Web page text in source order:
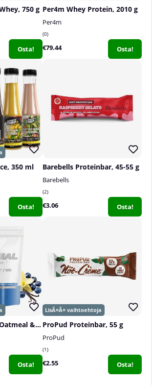
750 g
Osta!
Per4m Whey Protein, 2010 g
Per4m
0
€79.44 Osta!
350 ml
Osta!
Barebells Proteinbar, 45-55 g
Barebells
2
€3.06 Osta!
SOLID Nutrition Oatmeal & Protein Mix, 750 g
Osta!
ProPud Proteinbar, 55 g
ProPud
1
€2.55 Osta!